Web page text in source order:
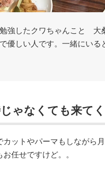
強したクワちゃんこと 大
優しい人です。一緒にいる
ゃなくても来て
ットやパーマもしながら
任せですけど。。